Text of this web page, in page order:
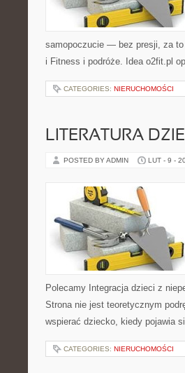
samopoczucie — bez presji, za
i Fitness i podróże. Idea o2fit.pl
CATEGORIES: NIERUCHOMOŚCI
LITERATURA
POSTED BY ADMIN LUT - 9 -
Polecamy Integracja dzieci z
Strona nie jest teoretycznym
wspierać dziecko, kiedy pojawia
CATEGORIES: NIERUCHOMOŚCI